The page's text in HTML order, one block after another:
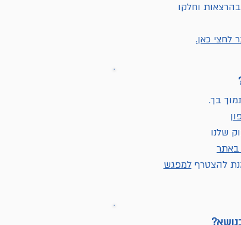
וחלקו
לחצי כאן.
בך.
שלנו
באתר
להצטרףלמפגש